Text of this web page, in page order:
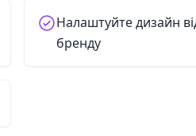
Налаштуйте дизайн
бренду